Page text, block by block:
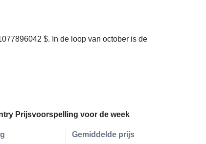
$. In de loop van october is de
Prijsvoorspelling voor de week
Gemiddelde prijs